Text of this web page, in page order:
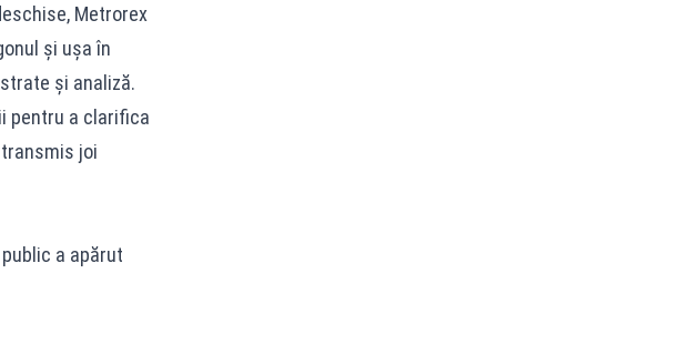
Metrorex
şi uşa în
şi analiză.
pentru a clarifica
joi
a apărut